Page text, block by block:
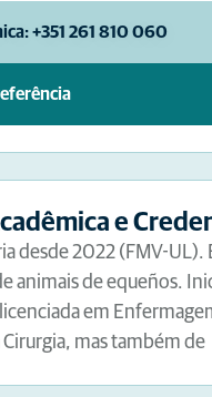
+351 261 810 060
e
desde 2022 (FMV-
animais de equeños.
licenciada em
Cirurgia, mas também de